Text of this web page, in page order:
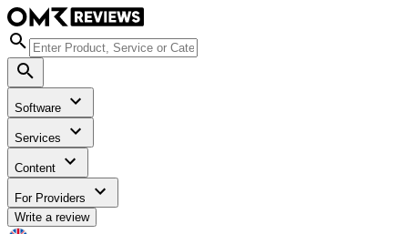
Software
Services
Content
For Providers
Write a review